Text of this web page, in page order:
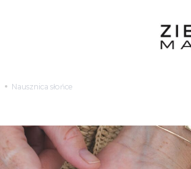
Nausznica słońce